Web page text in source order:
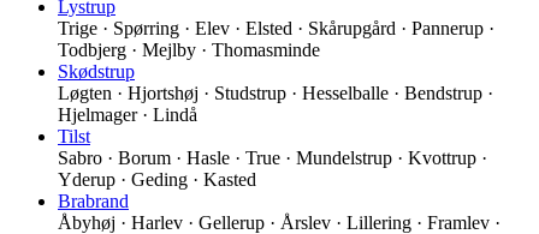
Lystrup
Trige · Spørring · Elev · Elsted · Skårupgård · Pannerup ·
Todbjerg · Mejlby · Thomasminde
Skødstrup
Løgten · Hjortshøj · Studstrup · Hesselballe · Bendstrup ·
Hjelmager · Lindå
Tilst
Sabro · Borum · Hasle · True · Mundelstrup · Kvottrup ·
Yderup · Geding · Kasted
Brabrand
Åbyhøj · Harlev · Gellerup · Årslev · Lillering · Framlev ·